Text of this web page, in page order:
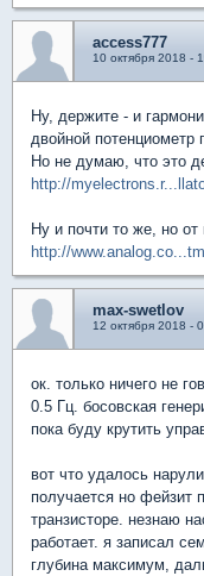
access777
10 октября 2018 -
Ну, держите - и
двойной потенциометр
Но не думаю, что это
http://
Ну и почти то же, но от
http://
max-swetlov
12 октября 2018 -
ок. только ничего не
0.5 Гц. босовская
пока буду крутить
вот что удалось
получается но фейзит
транзисторе. незнаю
работает. я записал
глубина максимум,